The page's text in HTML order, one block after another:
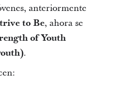
anteriormente
to Be, ahora se
of Youth
.